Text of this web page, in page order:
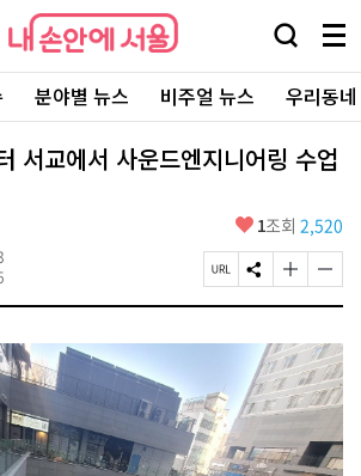
내
손
에
울
검
창
열
기
메
뉴
전
체
보
기
분야별 뉴스 비주얼 뉴스 우리동
서교에서 사운드엔지니어링 수업
좋
요
1조회 2,520
페
이
U
복
사
S
N
공
유
하
기
글
자
기
크
게
변
경
하
기
글
자
기
작
게
변
하
기